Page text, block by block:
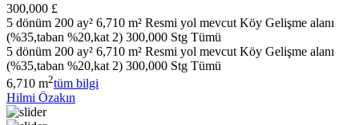
300,000 £
5 dönüm 200 ay² 6,710 m² Resmi yol mevcut Köy Gelişme alanı
(%35,taban %20,kat 2) 300,000 Stg Tümü
5 dönüm 200 ay² 6,710 m² Resmi yol mevcut Köy Gelişme alanı
(%35,taban %20,kat 2) 300,000 Stg Tümü
6,710 m2tüm bilgi
Hilmi Özakın